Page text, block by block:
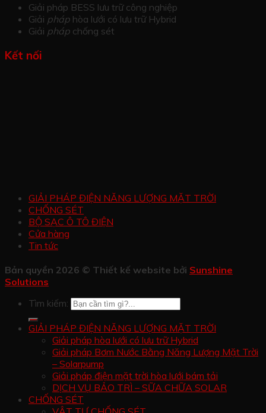
Giải pháp BESS lưu trữ công nghiệp
Giải pháp hòa lưới có lưu trữ Hybrid
Giải pháp chống sét
Kết nối
GIẢI PHÁP ĐIỆN NĂNG LƯỢNG MẶT TRỜI
CHỐNG SÉT
BỘ SẠC Ô TÔ ĐIỆN
Cửa hàng
Tin tức
Bản quyền 2026 © Thiết kế website bởi Sunshine
Solutions
Tìm kiếm:
GIẢI PHÁP ĐIỆN NĂNG LƯỢNG MẶT TRỜI
Giải pháp hòa lưới có lưu trữ Hybrid
Giải pháp Bơm Nước Bằng Năng Lượng Mặt Trời
– Solarpump
Giải pháp điện mặt trời hòa lưới bám tải
DỊCH VỤ BẢO TRÌ – SỮA CHỮA SOLAR
CHỐNG SÉT